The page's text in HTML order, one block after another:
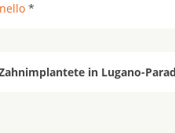
*
in Lugano-